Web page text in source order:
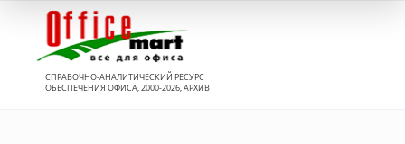
СПРАВОЧНО-АНАЛИТИЧЕСКИЙ РЕСУРС
ОБЕСПЕЧЕНИЯ ОФИСА, 2000-2026, АРХИВ